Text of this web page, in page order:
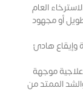
العام
أو مجهود
هادئ
موجهة
الممتد من